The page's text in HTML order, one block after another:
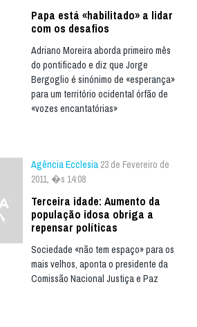
Papa está «habilitado» a lidar
com os desafios
Adriano Moreira aborda primeiro mês
do pontificado e diz que Jorge
Bergoglio é sinónimo de «esperança»
para um território ocidental órfão de
«vozes encantatórias»
Agência Ecclesia 23 de Fevereiro de
2011, �s 14:08
Terceira idade: Aumento da
população idosa obriga a
repensar políticas
Sociedade «não tem espaço» para os
mais velhos, aponta o presidente da
Comissão Nacional Justiça e Paz